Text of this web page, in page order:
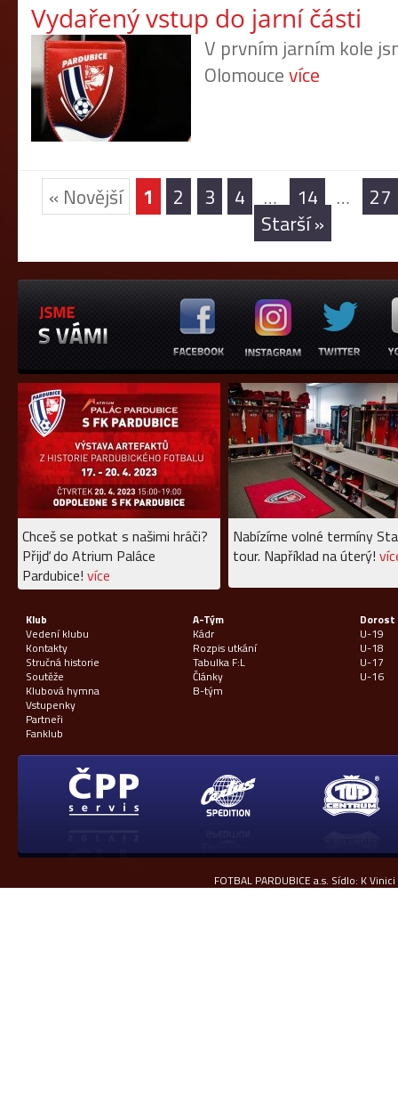
Vydařený vstup do jarní části
V prvním jarním kole
Olomoucevíce
« Novější 1 2 3 4 … 14 …
27
Starší »
Chceš se potkat s našimi hráči?
Přijď do Atrium Paláce
Pardubice! více
Nabízíme volné termíny
tour. Například na úterý!
Klub
Vedení klubu
Kontakty
Stručná historie
Soutěže
Klubová hymna
Vstupenky
Partneři
Fanklub
A-Tým
Kádr
Rozpis utkání
Tabulka F:L
Články
B-tým
Dorost
U-19
U-18
U-17
U-16
FOTBAL PARDUBICE a.s. Sídlo: K